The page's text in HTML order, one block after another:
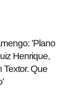
'Plano
Henrique,
Textor. Que